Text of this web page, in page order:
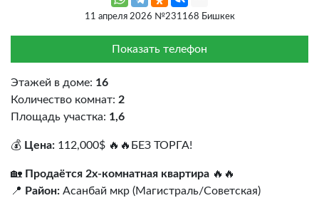
11 апреля 2026 №231168 Бишкек
Показать телефон
Этажей в доме: 16
Количество комнат: 2
Площадь участка: 1,6
💰 Цена: 112,000$ 🔥🔥БЕЗ ТОРГА!
🏡 Продаётся 2х-комнатная квартира 🔥🔥
📍 Район: Асанбай мкр (Магистраль/Советская)